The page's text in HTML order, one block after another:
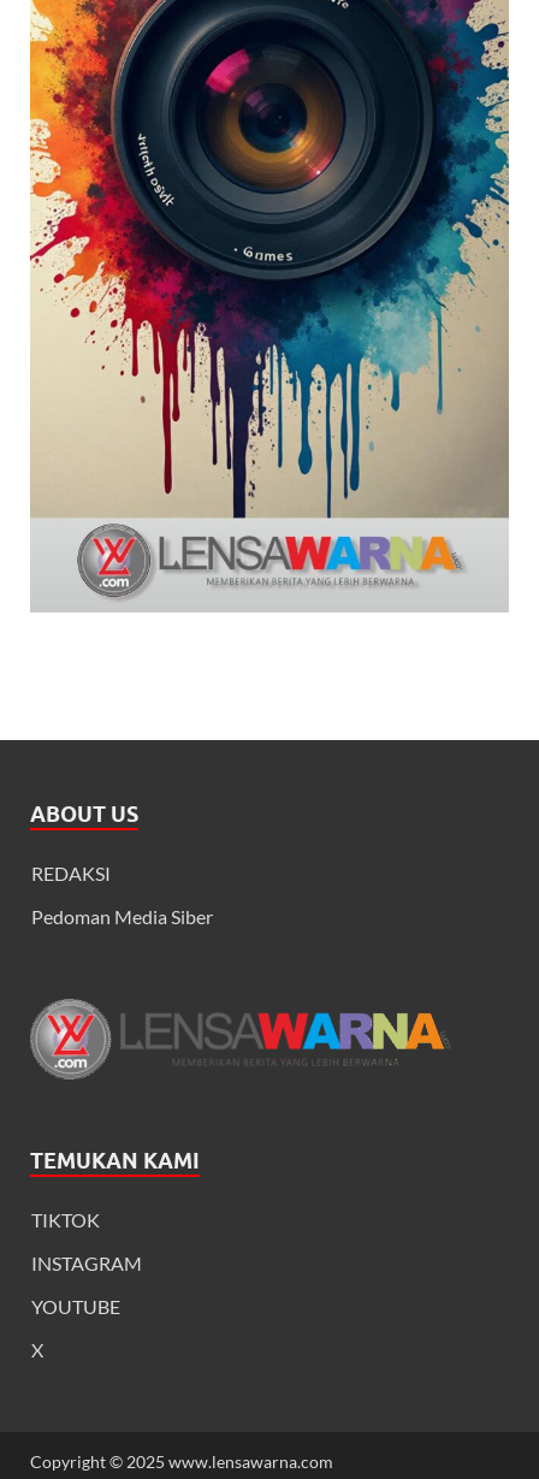
ABOUT US
REDAKSI
Pedoman Media Siber
TEMUKAN KAMI
TIKTOK
INSTAGRAM
YOUTUBE
X
Copyright © 2025 www.lensawarna.com